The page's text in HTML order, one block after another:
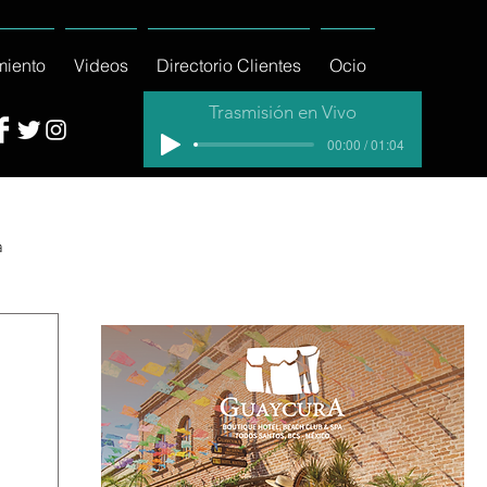
Videos Directorio Clientes Ocio
Trasmisión en Vivo
00:00 / 01:04